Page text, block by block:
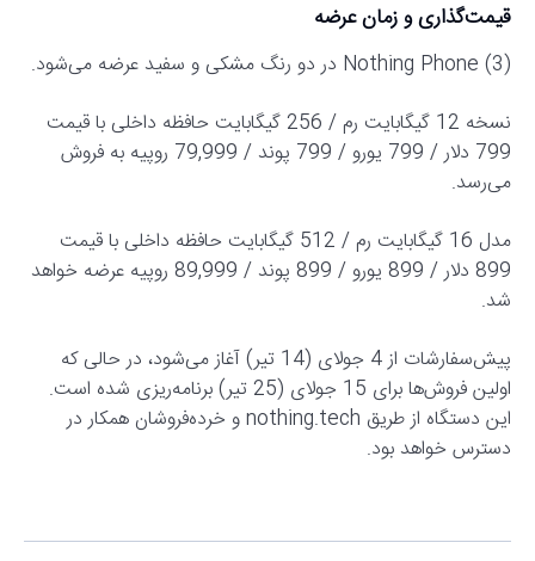
قیمت‌گذاری و زمان عرضه
Nothing Phone (3) در دو رنگ مشکی و سفید عرضه می‌شود.
نسخه 12 گیگابایت رم / 256 گیگابایت حافظه داخلی با قیمت
799 دلار / 799 یورو / 799 پوند / 79,999 روپیه به فروش
می‌رسد.
مدل 16 گیگابایت رم / 512 گیگابایت حافظه داخلی با قیمت
899 دلار / 899 یورو / 899 پوند / 89,999 روپیه عرضه خواهد
شد.
پیش‌سفارشات از 4 جولای (14 تیر) آغاز می‌شود، در حالی که
اولین فروش‌ها برای 15 جولای (25 تیر) برنامه‌ریزی شده است.
این دستگاه از طریق nothing.tech و خرده‌فروشان همکار در
دسترس خواهد بود.